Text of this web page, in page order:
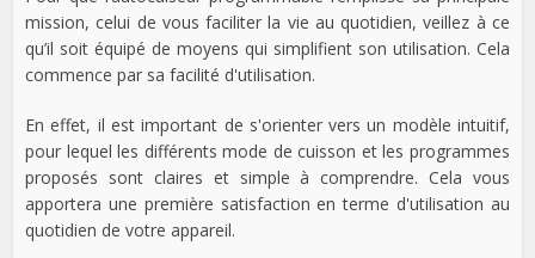
mission, celui de vous faciliter la vie au quotidien, veillez à ce
qu’il soit équipé de moyens qui simplifient son utilisation. Cela
commence par sa facilité d'utilisation.
En effet, il est important de s'orienter vers un modèle intuitif,
pour lequel les différents mode de cuisson et les programmes
proposés sont claires et simple à comprendre. Cela vous
apportera une première satisfaction en terme d'utilisation au
quotidien de votre appareil.